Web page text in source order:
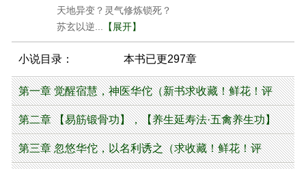
天地异变？灵气修炼锁死？
苏玄以逆...
【展开】
小说目录： 本书已更297章
第一章 觉醒宿慧，神医华佗（新书求收藏！鲜花！评
价！）
第二章 【易筋锻骨功】，【养生延寿法·五禽养生功】
（求收藏！鲜花！）
第三章 忽悠华佗，以名利诱之（求收藏！鲜花！评